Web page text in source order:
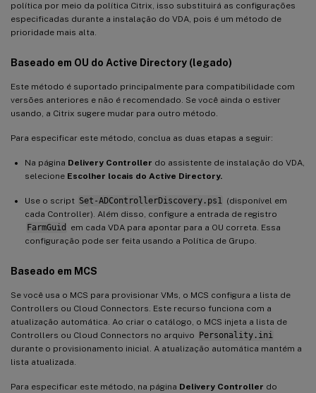
política por meio da política Citrix, isso substituirá as configurações
especificadas durante a instalação do VDA, pois é um método de
prioridade mais alta.
Baseado em OU do Active Directory (legado)
Este método é suportado principalmente para compatibilidade com
versões anteriores e não é recomendado. Se você ainda o estiver
usando, a Citrix sugere mudar para outro método.
Para especificar este método, conclua as duas etapas a seguir:
Na página Delivery Controller do assistente de instalação do VDA,
selecione Escolher locais do Active Directory.
Use o script Set-ADControllerDiscovery.ps1 (disponível em
cada Controller). Além disso, configure a entrada de registro
FarmGuid
em cada VDA para apontar para a OU correta. Essa
configuração pode ser feita usando a Política de Grupo.
Baseado em MCS
Se você usa o MCS para provisionar VMs, o MCS configura a lista de
Controllers ou Cloud Connectors. Este recurso funciona com a
atualização automática. Ao criar o catálogo, o MCS injeta a lista de
Controllers ou Cloud Connectors no arquivo
Personality.ini
durante o provisionamento inicial. A atualização automática mantém a
lista atualizada.
Para especificar este método, na página Delivery Controller do